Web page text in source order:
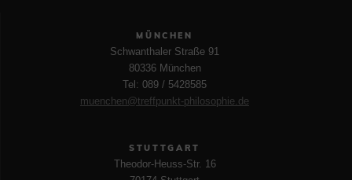
MÜNCHEN
Schwanthaler Straße 91
80336 München
Tel: 089 / 5428585
muenchen@treffpunkt-philosophie.de
STUTTGART
Theodor-Heuss-Str. 16